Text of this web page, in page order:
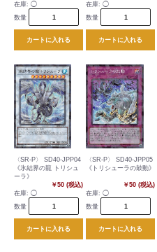
在庫: ◯
数量
カートに入れる
在庫: ◯
数量
カートに入れる
〈SR-P〉 SD40-JPP04
《氷結界の龍 トリシュ
ーラ》
￥50 (税込)
在庫: ◯
数量
カートに入れる
〈SR-P〉 SD40-JPP05
《トリシューラの鼓動》
￥50 (税込)
在庫: ◯
数量
カートに入れる